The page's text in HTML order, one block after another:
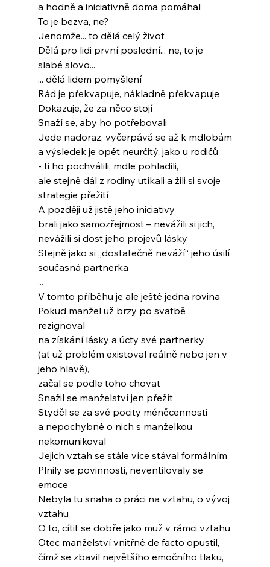
a hodně a iniciativně doma pomáhal
To je bezva, ne?
Jenomže... to dělá celý život
Dělá pro lidi první poslední... ne, to je
slabé slovo...
... dělá lidem pomyšlení
Rád je překvapuje, nákladně překvapuje
Dokazuje, že za něco stojí
Snaží se, aby ho potřebovali
Jede nadoraz, vyčerpává se až k mdlobám
a výsledek je opět neurčitý, jako u rodičů
- ti ho pochválili, mdle pohladili,
ale stejně dál z rodiny utíkali a žili si svoje
strategie přežití
A později už jistě jeho iniciativy
brali jako samozřejmost – nevážili si jich,
nevážili si dost jeho projevů lásky
Stejně jako si „dostatečně neváží“ jeho úsilí
současná partnerka
...
V tomto příběhu je ale ještě jedna rovina
Pokud manžel už brzy po svatbě
rezignoval
na získání lásky a úcty své partnerky
(ať už problém existoval reálně nebo jen v
jeho hlavě),
začal se podle toho chovat
Snažil se manželství jen přežít
Styděl se za své pocity méněcennosti
a nepochybně o nich s manželkou
nekomunikoval
Jejich vztah se stále více stával formálním
Plnily se povinnosti, neventilovaly se
emoce
Nebyla tu snaha o práci na vztahu, o vývoj
vztahu
O to, cítit se dobře jako muž v rámci vztahu
Otec manželství vnitřně de facto opustil,
čímž se zbavil největšího emočního tlaku,